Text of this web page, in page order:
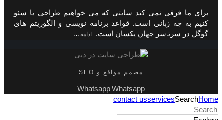
برای ما فرقی نمی کند سایتی که می خواهیم طراحی یا سئو
کنیم به چه زبانی است. قواعد برنامه نویسی و الگوریتم های
گوگل در سرتاسر جهان یکسان است.
ادامه …
مصمم مواقع و SEO
Whatsapp Whatsapp
Home
Search
services
contact us